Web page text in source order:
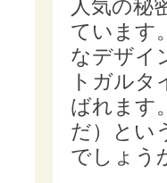
人気の秘
ています
なデザイ
トガルタ
ばれます
だ）とい
でしょう